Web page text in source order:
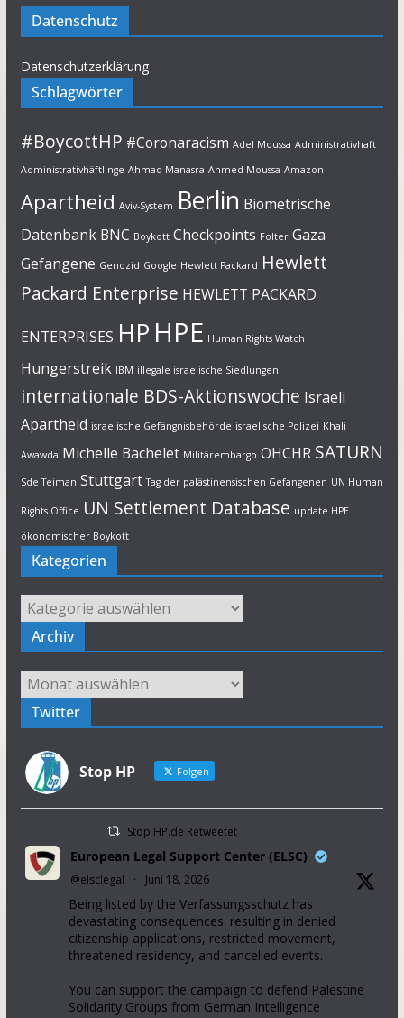
Datenschutz
Datenschutzerklärung
Schlagwörter
#BoycottHP #Coronaracism Adel Moussa Administrativhaft
Administrativhäftlinge Ahmad Manasra Ahmed Moussa Amazon
Apartheid Aviv-System Berlin Biometrische
Datenbank BNC Boykott Checkpoints Folter Gaza
Gefangene Genozid Google Hewlett Packard Hewlett
Packard Enterprise HEWLETT PACKARD
ENTERPRISES HP HPE Human Rights Watch
Hungerstreik IBM illegale israelische Siedlungen
internationale BDS-Aktionswoche Israeli
Apartheid israelische Gefängnisbehörde israelische Polizei Khali
Awawda Michelle Bachelet Militärembargo OHCHR SATURN
Sde Teiman Stuttgart Tag der palästinensischen Gefangenen UN Human
Rights Office UN Settlement Database update HPE
ökonomischer Boykott
Kategorien
Kategorien
Archiv
Archiv
Twitter
Stop HP Folgen
Stop HP.de Retweetet
European Legal Support Center (ELSC)
@elsclegal · Juni 18, 2026
Being listed by the Verfassungsschutz has
devastating consequences: resulting in denied
citizenship applications, restricted movement,
threatened residency, and cancelled events.
You can support the campaign to defend Palestine
Solidarity Groups from German Intelligence